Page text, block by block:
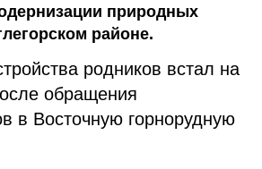
природных
районе.
родников встал на
обращения
в Восточную горнорудную